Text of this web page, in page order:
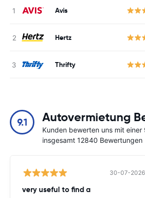
Avis
Hertz
Thrifty
9.1 Autovermietung
Kunden bewerten uns mit einer
insgesamt 12840 Bewertungen
30-07-2026
very useful to find a